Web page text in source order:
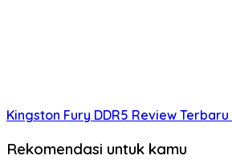
Kingston Fury DDR5 Review
Rekomendasi untuk kamu